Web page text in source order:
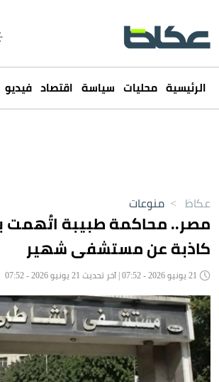
الرئيسية محليات سياسة اقتصاد فيديو
عكاظ > منوعات
مصر.. محاكمة طبيبة اتُهمت
كاذبة عن مستشفى شهير